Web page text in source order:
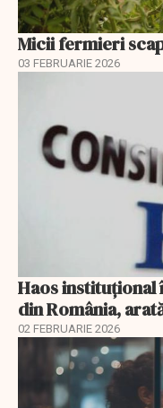
Micii fermieri
03 FEBRUARIE 2026
Haos
din România,
02 FEBRUARIE 2026